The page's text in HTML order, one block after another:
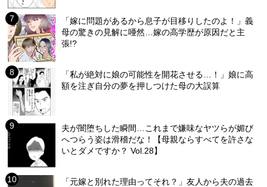
「嫁に問題があるから息子が目移りしたのよ！」義
母の驚きの見解に唖然…嫁の高学歴が原因だと主
張!?
「私が絶対に娘の可能性を開花させる…！」娘に高
額を注ぎ自分の夢を押しつけた母の大誤算
夫が闇堕ちした瞬間…これまで嫌味なヤツらが媚び
へつらう姿は滑稽だな！【母親ならすべてを許さな
いとダメですか？ Vol.28】
「元嫁と別れた理由ってそれ？」友人から夫の過去